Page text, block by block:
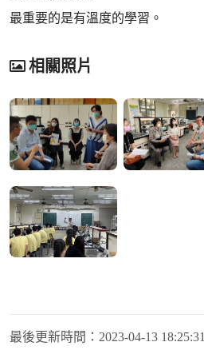
最重要的是有溫度的學習。
相關照片
最後更新時間： 2023-04-13 18:25:31